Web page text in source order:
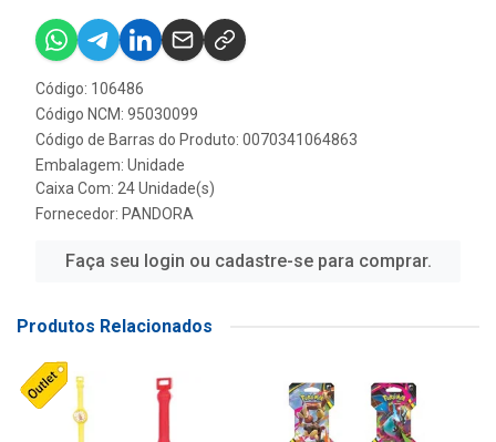
Código: 106486
Código NCM: 95030099
Código de Barras do Produto: 0070341064863
Embalagem: Unidade
Caixa Com: 24 Unidade(s)
Fornecedor: PANDORA
Faça seu login ou cadastre-se para comprar.
Produtos Relacionados